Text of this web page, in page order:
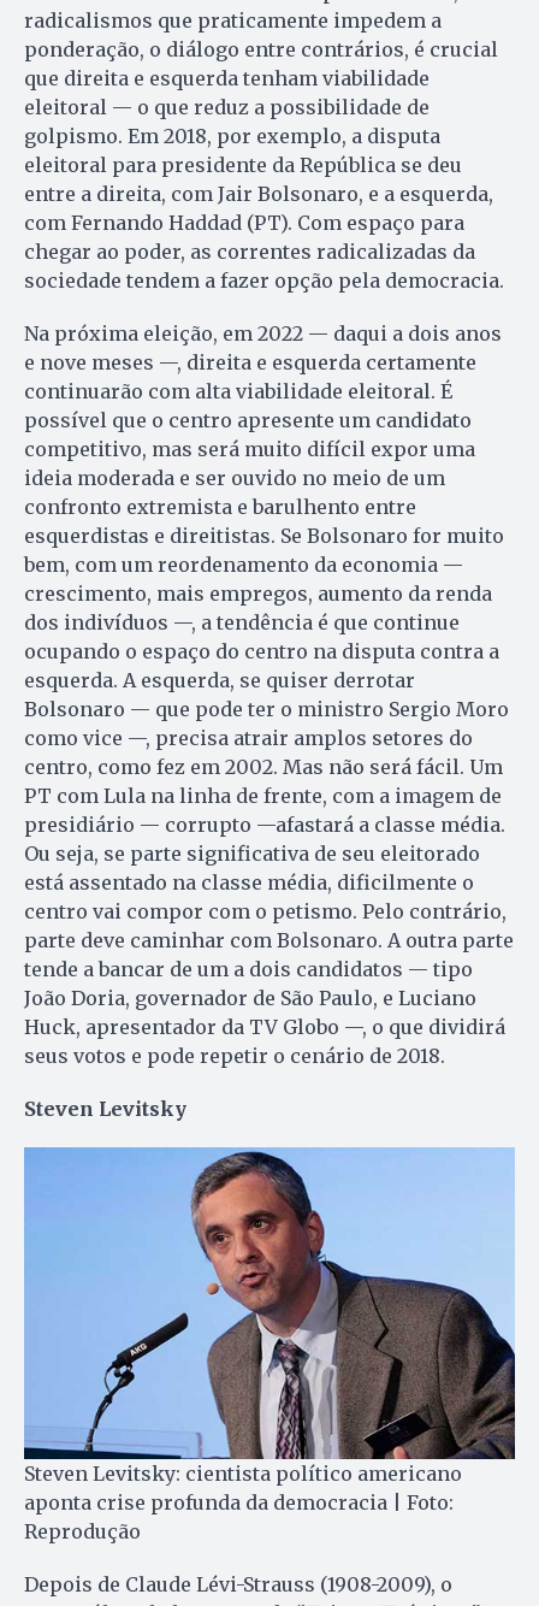
radicalismos que praticamente impedem a
ponderação, o diálogo entre contrários, é crucial
que direita e esquerda tenham viabilidade
eleitoral — o que reduz a possibilidade de
golpismo. Em 2018, por exemplo, a disputa
eleitoral para presidente da República se deu
entre a direita, com Jair Bolsonaro, e a esquerda,
com Fernando Haddad (PT). Com espaço para
chegar ao poder, as correntes radicalizadas da
sociedade tendem a fazer opção pela democracia.
Na próxima eleição, em 2022 — daqui a dois anos
e nove meses —, direita e esquerda certamente
continuarão com alta viabilidade eleitoral. É
possível que o centro apresente um candidato
competitivo, mas será muito difícil expor uma
ideia moderada e ser ouvido no meio de um
confronto extremista e barulhento entre
esquerdistas e direitistas. Se Bolsonaro for muito
bem, com um reordenamento da economia —
crescimento, mais empregos, aumento da renda
dos indivíduos —, a tendência é que continue
ocupando o espaço do centro na disputa contra a
esquerda. A esquerda, se quiser derrotar
Bolsonaro — que pode ter o ministro Sergio Moro
como vice —, precisa atrair amplos setores do
centro, como fez em 2002. Mas não será fácil. Um
PT com Lula na linha de frente, com a imagem de
presidiário — corrupto —afastará a classe média.
Ou seja, se parte significativa de seu eleitorado
está assentado na classe média, dificilmente o
centro vai compor com o petismo. Pelo contrário,
parte deve caminhar com Bolsonaro. A outra parte
tende a bancar de um a dois candidatos — tipo
João Doria, governador de São Paulo, e Luciano
Huck, apresentador da TV Globo —, o que dividirá
seus votos e pode repetir o cenário de 2018.
Steven Levitsky
Steven Levitsky: cientista político americano
aponta crise profunda da democracia | Foto:
Reprodução
Depois de Claude Lévi-Strauss (1908-2009), o